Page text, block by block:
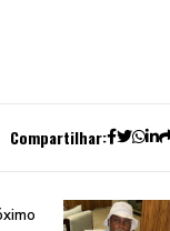
Compartilhar: